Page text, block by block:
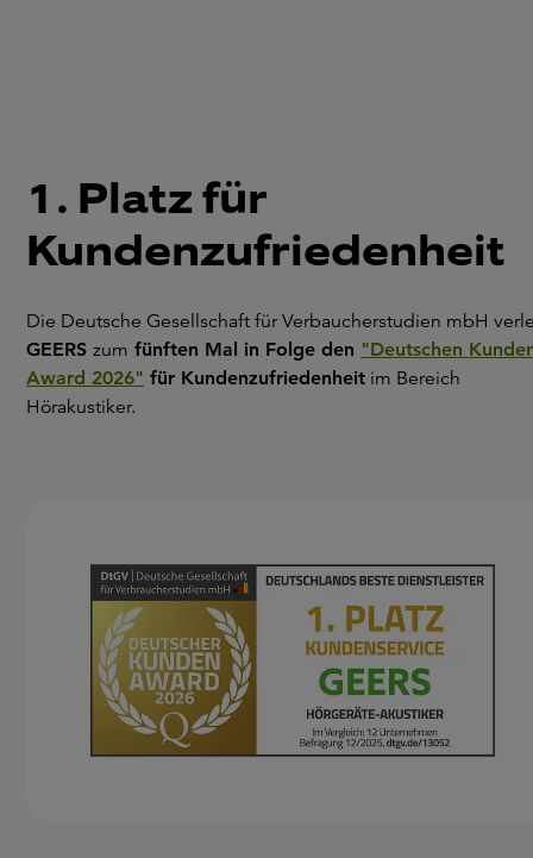
1. Platz für
Kundenzufriedenheit
Die Deutsche Gesellschaft für Verbaucherstudien mbH
GEERS zum fünften Mal in Folge den "Deutschen
Award 2026" für Kundenzufriedenheit im Bereich
Hörakustiker.